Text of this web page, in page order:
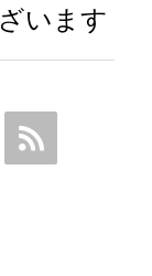
います